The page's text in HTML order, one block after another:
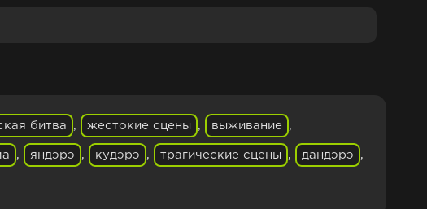
битва , жестокие сцены , выживание ,
, яндэрэ , кудэрэ , трагические сцены , дандэрэ ,